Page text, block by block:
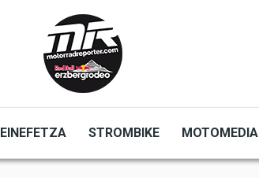
EINEFETZA STROMBIKE MOTOMEDIA